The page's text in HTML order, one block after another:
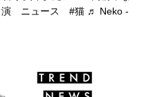
演 ニュース #猫 ♬ Neko -